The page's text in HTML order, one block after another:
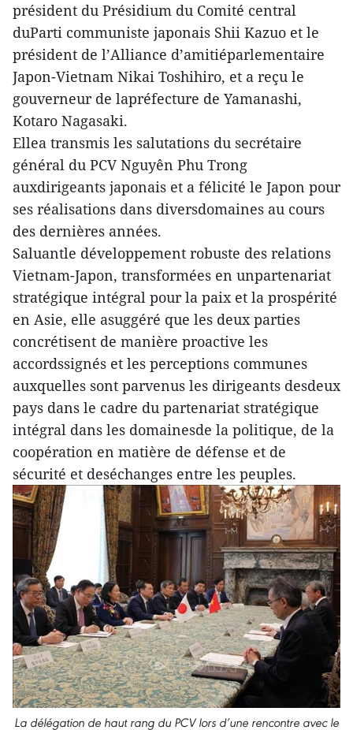
président du Présidium du Comité central
duParti communiste japonais Shii Kazuo et le
président de l’Alliance d’amitiéparlementaire
Japon-Vietnam Nikai Toshihiro, et a reçu le
gouverneur de lapréfecture de Yamanashi,
Kotaro Nagasaki.
Ellea transmis les salutations du secrétaire
général du PCV Nguyên Phu Trong
auxdirigeants japonais et a félicité le Japon pour
ses réalisations dans diversdomaines au cours
des dernières années.
Saluantle développement robuste des relations
Vietnam-Japon, transformées en unpartenariat
stratégique intégral pour la paix et la prospérité
en Asie, elle asuggéré que les deux parties
concrétisent de manière proactive les
accordssignés et les perceptions communes
auxquelles sont parvenus les dirigeants desdeux
pays dans le cadre du partenariat stratégique
intégral dans les domainesde la politique, de la
coopération en matière de défense et de
sécurité et deséchanges entre les peuples.
La délégation de haut rang du PCV lors d’une rencontre avec le